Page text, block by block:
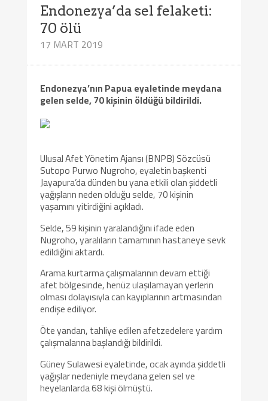
Endonezya’da sel felaketi:
70 ölü
17 MART 2019
Endonezya’nın Papua eyaletinde meydana
gelen selde, 70 kişinin öldüğü bildirildi.
Ulusal Afet Yönetim Ajansı (BNPB) Sözcüsü
Sutopo Purwo Nugroho, eyaletin başkenti
Jayapura’da dünden bu yana etkili olan şiddetli
yağışların neden olduğu selde, 70 kişinin
yaşamını yitirdiğini açıkladı.
Selde, 59 kişinin yaralandığını ifade eden
Nugroho, yaralıların tamamının hastaneye sevk
edildiğini aktardı.
Arama kurtarma çalışmalarının devam ettiği
afet bölgesinde, henüz ulaşılamayan yerlerin
olması dolayısıyla can kayıplarının artmasından
endişe ediliyor.
Öte yandan, tahliye edilen afetzedelere yardım
çalışmalarına başlandığı bildirildi.
Güney Sulawesi eyaletinde, ocak ayında şiddetli
yağışlar nedeniyle meydana gelen sel ve
heyelanlarda 68 kişi ölmüştü.